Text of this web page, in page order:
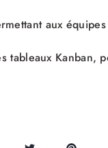
aux
Kanban,